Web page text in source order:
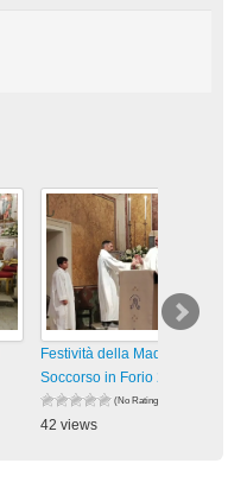
Festività della Madonna del
Soccorso in Forio 2026. La
(No Ratings Yet)
42 views